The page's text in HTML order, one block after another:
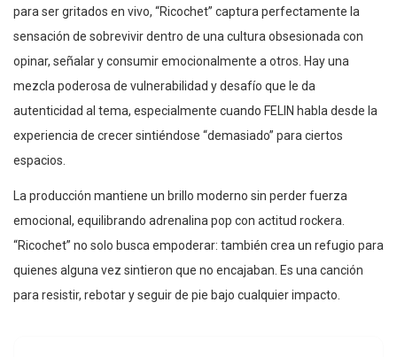
para ser gritados en vivo, “Ricochet” captura perfectamente la
sensación de sobrevivir dentro de una cultura obsesionada con
opinar, señalar y consumir emocionalmente a otros. Hay una
mezcla poderosa de vulnerabilidad y desafío que le da
autenticidad al tema, especialmente cuando FELIN habla desde la
experiencia de crecer sintiéndose “demasiado” para ciertos
espacios.
La producción mantiene un brillo moderno sin perder fuerza
emocional, equilibrando adrenalina pop con actitud rockera.
“Ricochet” no solo busca empoderar: también crea un refugio para
quienes alguna vez sintieron que no encajaban. Es una canción
para resistir, rebotar y seguir de pie bajo cualquier impacto.